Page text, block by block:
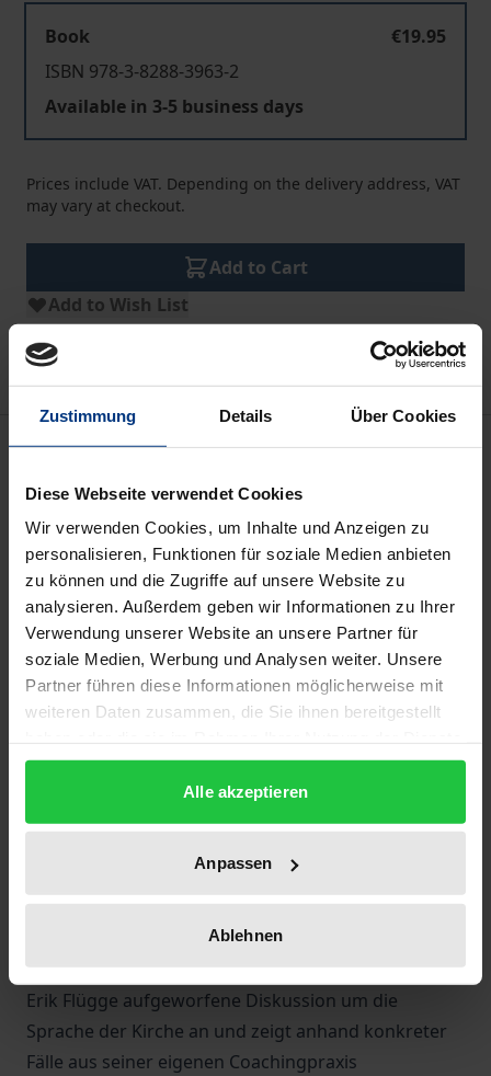
Zustimmung Details Über Cookies
Diese Webseite verwendet Cookies
Wir verwenden Cookies, um Inhalte und Anzeigen zu
personalisieren, Funktionen für soziale Medien anbieten
zu können und die Zugriffe auf unsere Website zu
analysieren. Außerdem geben wir Informationen zu Ihrer
Verwendung unserer Website an unsere Partner für
soziale Medien, Werbung und Analysen weiter. Unsere
Partner führen diese Informationen möglicherweise mit
weiteren Daten zusammen, die Sie ihnen bereitgestellt
gesammelt haben.
Alle akzeptieren
Anpassen
Ablehnen
Book
€19.95
ISBN 978-3-8288-3963-2
Available in 3-5 business days
Prices include VAT. Depending on the delivery address, VAT
may vary at checkout.
Add to Cart
Add to Wish List
Delivery cost notice
Description
Buch des Theologen und Coachs Thomas Hanstein.
Darin plädiert der ehemalige Bischofsreferent,
kirchliche Rektor und katholische Diakon für eine
längst überfällige Perspektivenerweiterung
innerhalb der katholischen Kirche für den Bereich
der Seelsorge und stellt in anschaulicher Weise
einen praktisch gut umsetzbaren, systemisch-
lösungsorientierten Ansatz für ein
ressourcenorientiertes Coaching in der Seelsorge
Darstellungen wichtigster Tools anschaulich
visualisiert werden. In seiner konstruktiv-kritischen
Auseinandersetzung mit Haltungen und Werten in
der katholischen Kirche knüpft der Autor an die von
Erik Flügge aufgeworfene Diskussion um die
Sprache der Kirche an und zeigt anhand konkreter
Fälle aus seiner eigenen Coachingpraxis